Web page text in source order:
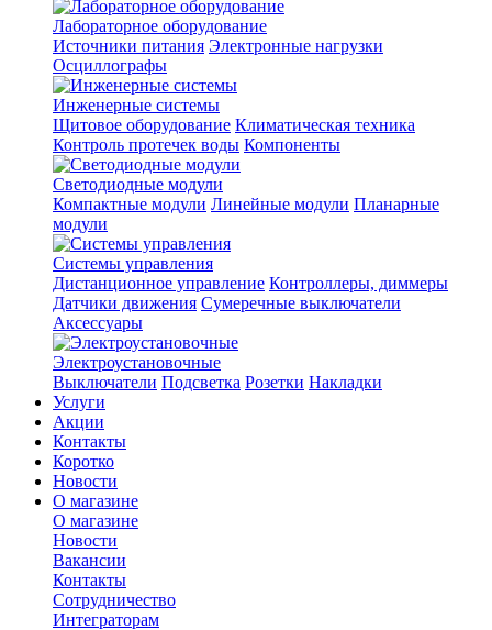
Лабораторное оборудование
Источники питания Электронные нагрузки
Осциллографы
Инженерные системы
Щитовое оборудование Климатическая техника
Контроль протечек воды Компоненты
Светодиодные модули
Компактные модули Линейные модули Планарные
модули
Системы управления
Дистанционное управление Контроллеры, диммеры
Датчики движения Сумеречные выключатели
Аксессуары
Электроустановочные
Выключатели Подсветка Розетки Накладки
Услуги
Акции
Контакты
Коротко
Новости
О магазине
О магазине
Новости
Вакансии
Контакты
Сотрудничество
Интеграторам